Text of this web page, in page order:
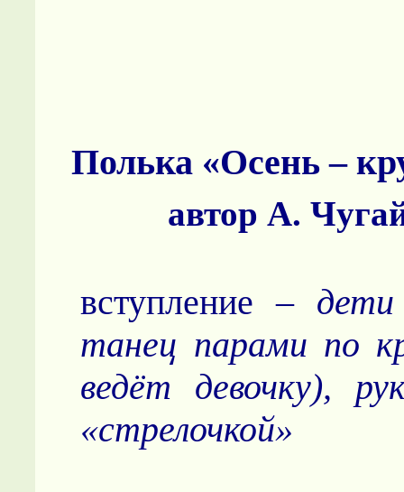
Полька «Осень –
автор А.
вступление –
танец парами по
ведёт девочку),
«стрелочкой»